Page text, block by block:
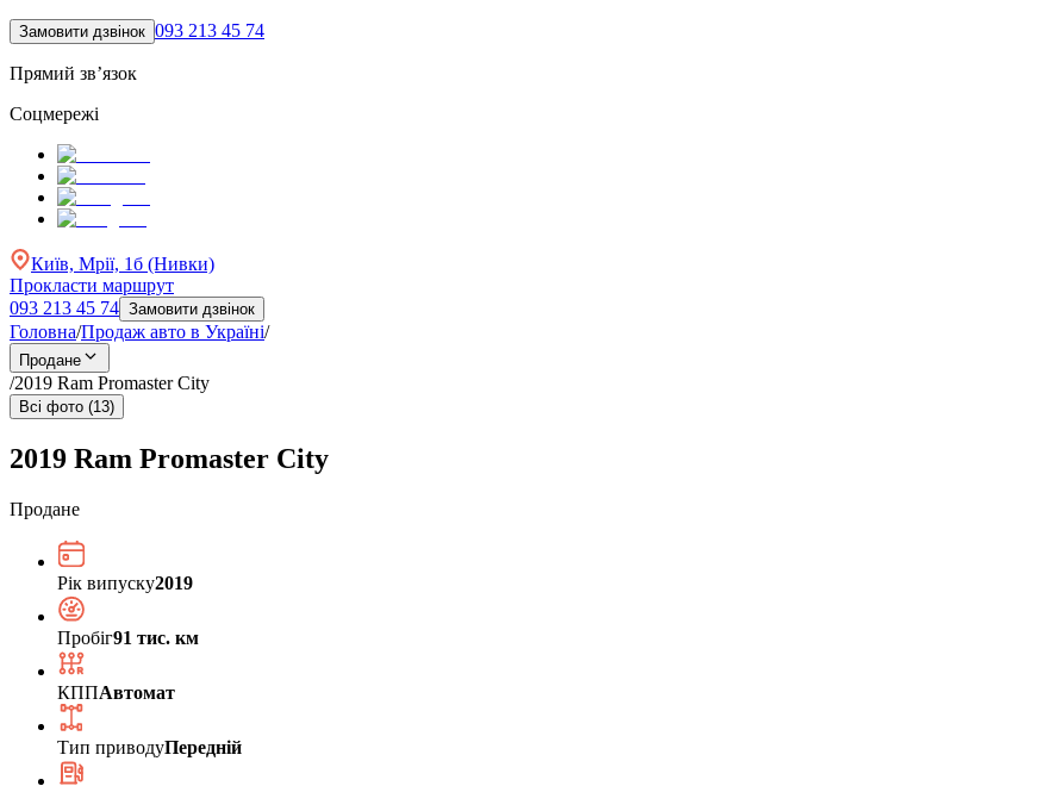
Замовити дзвінок 093 213 45 74
Прямий зв’язок
Соцмережі
Київ, Мрії, 1б (Нивки)
Прокласти маршрут
093 213 45 74 Замовити дзвінок
Головна/Продаж авто в Україні/
Продане
/2019 Ram Promaster City
Всі фото (13)
2019 Ram Promaster City
Продане
Рік випуску2019
Пробіг91 тис. км
КППАвтомат
Тип приводуПередній